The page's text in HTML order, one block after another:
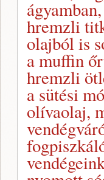
hremzli
olajból is
a muffin
hremzli
a sütési
olívaolaj,